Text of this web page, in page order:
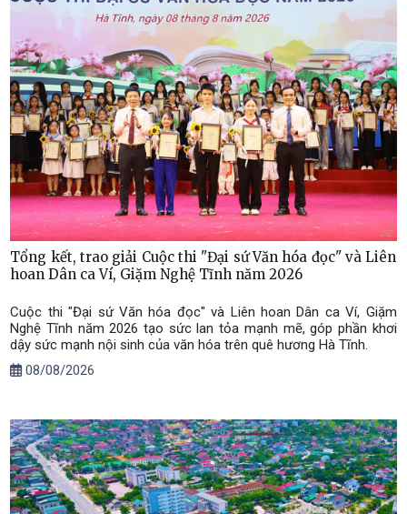
Tổng kết, trao giải Cuộc thi "Đại sứ Văn hóa đọc" và Liên
hoan Dân ca Ví, Giặm Nghệ Tĩnh năm 2026
Cuộc thi "Đại sứ Văn hóa đọc" và Liên hoan Dân ca Ví, Giặm
Nghệ Tĩnh năm 2026 tạo sức lan tỏa mạnh mẽ, góp phần khơi
dậy sức mạnh nội sinh của văn hóa trên quê hương Hà Tĩnh.
08/08/2026